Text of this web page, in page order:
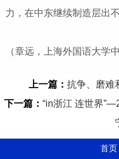
力，在中东继续制造层出
（章远，上海外国语大学
上一篇： 抗争、磨难
下一篇： “in浙江 连世界
首页